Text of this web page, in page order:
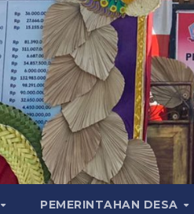
PEMERINTAHAN DESA